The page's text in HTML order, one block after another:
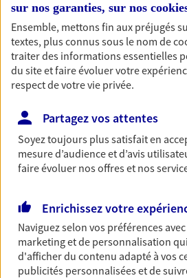
Garantie
Bricoleuse, féru de jardinage,
ou grande lectrice… personne
accident du quotidien. Avec
Accident, protégez votre qualité
Découvrir l'offre Garantie Accidents
OBTENIR UN TARIF
Multirisque
Gagnez en simplicité et en
assurance multirisque
unique pour protéger vos
équipements et stocks… sans
sur nos garanties, sur nos
Ensemble, mettons fin aux préjugés
textes, plus connus sous le nom de
traiter des informations essentielles
du site et faire évoluer votre
respect de votre vie privée.
Partagez vos attentes
Soyez toujours plus satisfait en
mesure d’audience et d’avis
faire évoluer nos offres et nos
Enrichissez votre
Naviguez selon vos préférences
marketing et de personnalisation
d'afficher du contenu adapté à vos
publicités personnalisées et de